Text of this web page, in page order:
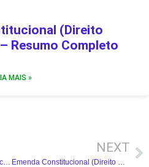
(Direito
Resumo Completo
MAIS »
Distrito Federal (Direito Constitucional) – Resumo Completo
NEXT
Emenda Constitucional (Direito Constitucional) – Resumo Completo